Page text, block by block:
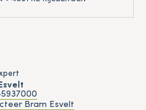
Bram Esvelt